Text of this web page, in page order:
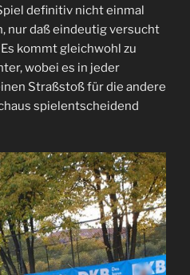
definitiv nicht einmal
nur daß eindeutig versucht
kommt gleichwohl zu
wobei es in jeder
Straßstoß für die andere
spielentscheidend